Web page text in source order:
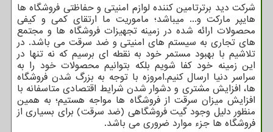
شرکت دید برترتامین کننده لوازم امنیتی و حفاظتی فروشگاه ها
هایپر مارکت و... میباشد؛ ماموریت ما ارتقای کمی و کیفی
محصولات ارائه شده در زمینه تجهیزات فروشگاه ها و مجتمع
های تجاری به سیستم های امنیتی و ضد سرقت می باشد. در
تلاشیم با بهبود مستمر خود به نقطه ای برسیم که نه تنها در
این زمینه خود کفا شویم بلکه بتوانیم محصولات خود را به
سراسر دنیا ارسال کنیم.امروزه با توجه به بزرگ شدن فروشگاه
ها، افزایش مشتری و دشوار شدن شرایط اقتصادی متاسفانه با
افزایش میزان سرقت از فروشگاه ها مواجه هستیم؛ به همین
منظور دلیل وجود گیت فروشگاهی (ضد سرقت) برای بسیاری از
فروشگاه ها جزء موارد ضروری می باشد.